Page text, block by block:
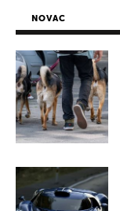
NOVAC